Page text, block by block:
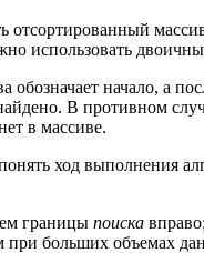
отсортированный
использовать
обозначает начало, а
В противном
в массиве.
ход выполнения
границы поиска
при больших объемах